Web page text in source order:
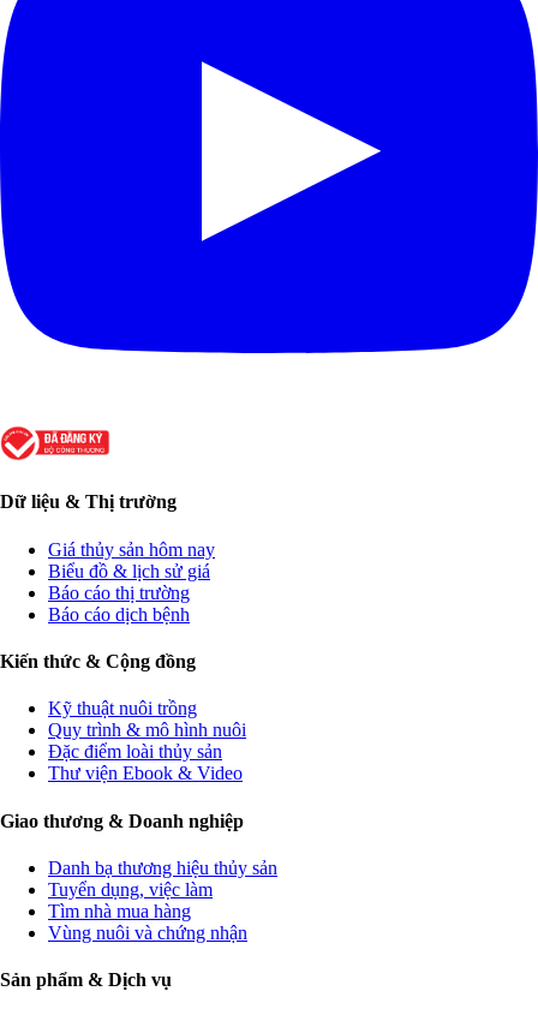
Dữ liệu & Thị trường
Giá thủy sản hôm nay
Biểu đồ & lịch sử giá
Báo cáo thị trường
Báo cáo dịch bệnh
Kiến thức & Cộng đồng
Kỹ thuật nuôi trồng
Quy trình & mô hình nuôi
Đặc điểm loài thủy sản
Thư viện Ebook & Video
Giao thương & Doanh nghiệp
Danh bạ thương hiệu thủy sản
Tuyển dụng, việc làm
Tìm nhà mua hàng
Vùng nuôi và chứng nhận
Sản phẩm & Dịch vụ